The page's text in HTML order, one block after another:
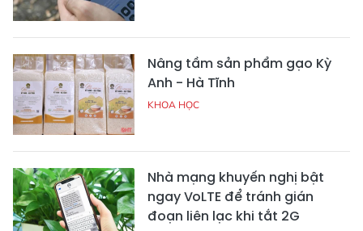
Nâng tầm sản phẩm gạo Kỳ
Anh - Hà Tĩnh
KHOA HỌC
Nhà mạng khuyến nghị bật
ngay VoLTE để tránh gián
đoạn liên lạc khi tắt 2G